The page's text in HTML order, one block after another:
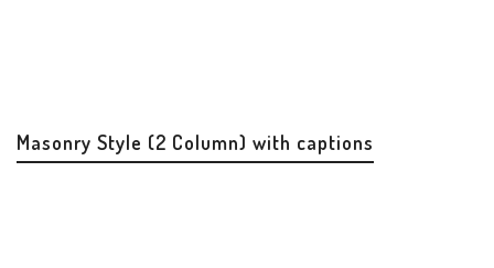
Masonry Style (2 Column) with captions